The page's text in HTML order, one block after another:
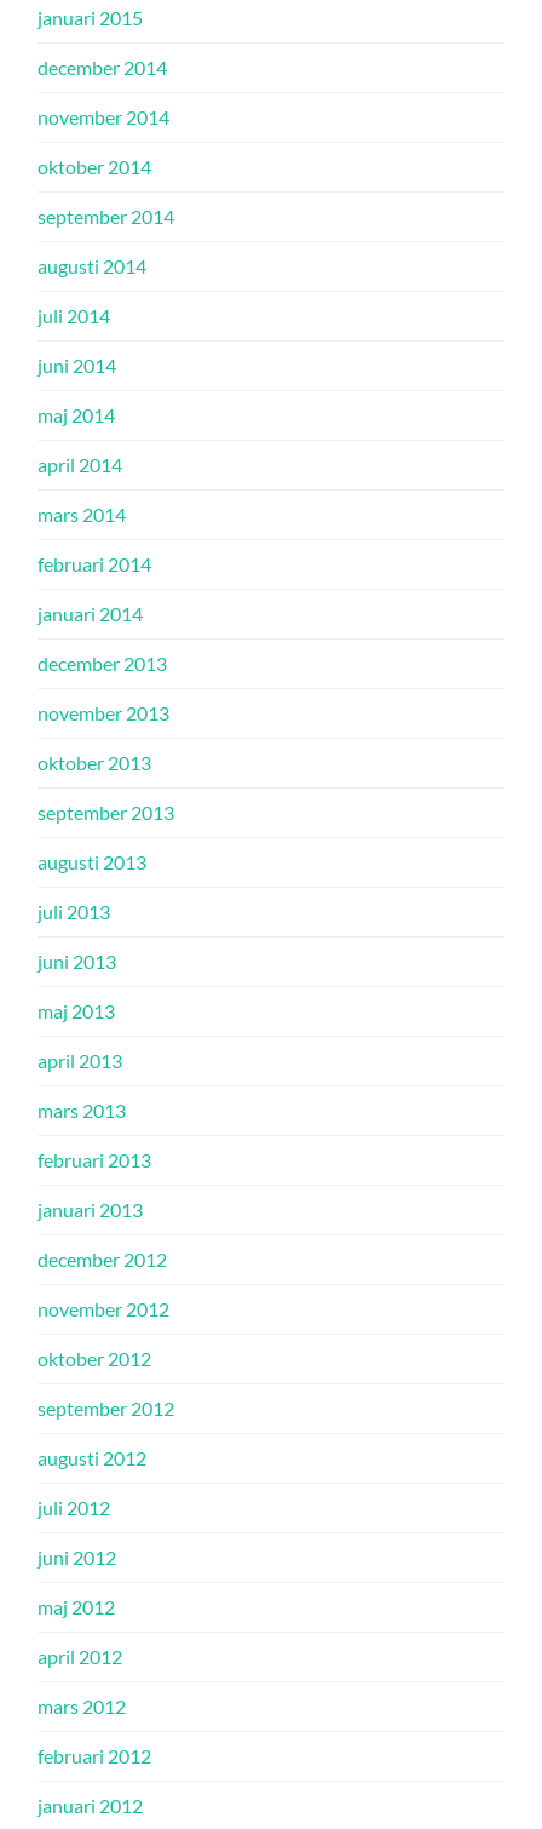
januari 2015
december 2014
november 2014
oktober 2014
september 2014
augusti 2014
juli 2014
juni 2014
maj 2014
april 2014
mars 2014
februari 2014
januari 2014
december 2013
november 2013
oktober 2013
september 2013
augusti 2013
juli 2013
juni 2013
maj 2013
april 2013
mars 2013
februari 2013
januari 2013
december 2012
november 2012
oktober 2012
september 2012
augusti 2012
juli 2012
juni 2012
maj 2012
april 2012
mars 2012
februari 2012
januari 2012